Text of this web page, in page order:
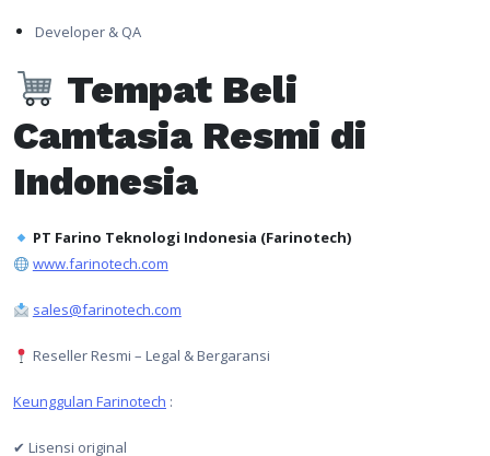
Developer & QA
Tempat Beli
Camtasia Resmi di
Indonesia
PT Farino Teknologi Indonesia (Farinotech)
www.farinotech.com
sales@farinotech.com
Reseller Resmi – Legal & Bergaransi
Keunggulan Farinotech :
✔ Lisensi original